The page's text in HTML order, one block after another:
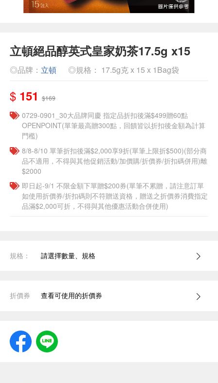
立頓絕品醇英式皇家奶茶17.5g x15
◎品牌： 立頓 ◎規格： 17.5g克 x 15 x 1Bag袋
$ 151 $169
0729-0901_30大品牌同慶 指定品折扣後滿$499贈60點
OPENPOINT(單筆最高贈300點，回饋皆以折扣後金額為計算
門檻)
8/8-8/10 單筆折扣後滿$2,000享9折(單筆上限折$500)(部分商
品不適用，不得與其他促銷活動/加價購/折價券/折扣碼併用)離
$2000
即日起-9/1 不限金額下單贈$200券(單筆不累贈，請注意訂單
如使用折價券/折扣碼則不符贈送資格，贈送之折價券消費指定
品滿$2,000可折，不得與其他優惠活動合併使用)
規格： 請選擇數量、規格
折價券 查看可使用的折價券